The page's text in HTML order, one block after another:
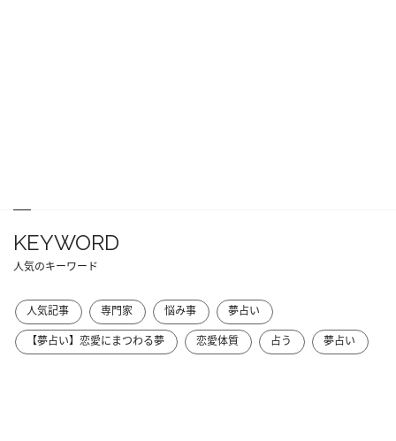
KEYWORD
人気のキーワード
人気記事 専門家 悩み事
夢占い
【夢占い】恋愛にまつわる夢
恋愛体質 占う 夢占い